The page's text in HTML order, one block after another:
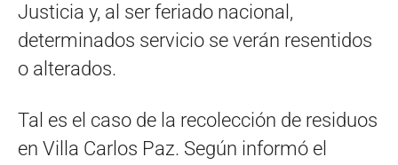
Justicia y, al ser feriado nacional,
determinados servicio se verán resentidos
o alterados.
Tal es el caso de la recolección de residuos
en Villa Carlos Paz. Según informó el